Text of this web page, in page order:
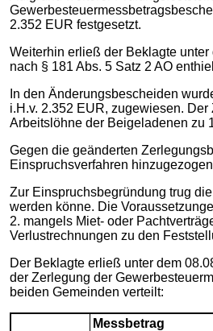
2.352 EUR festgesetzt.
Weiterhin erließ der Beklagte
nach § 181 Abs. 5 Satz 2 AO
In den Änderungsbescheiden
i.H.v. 2.352 EUR, zugewiesen.
Arbeitslöhne der Beigeladenen zu
Gegen die geänderten
Einspruchsverfahren
Zur Einspruchsbegründung trug
werden könne. Die
2. mangels Miet- oder
Verlustrechnungen zu den
Der Beklagte erließ unter dem
der Zerlegung der
beiden Gemeinden verteilt:
Messbetrag